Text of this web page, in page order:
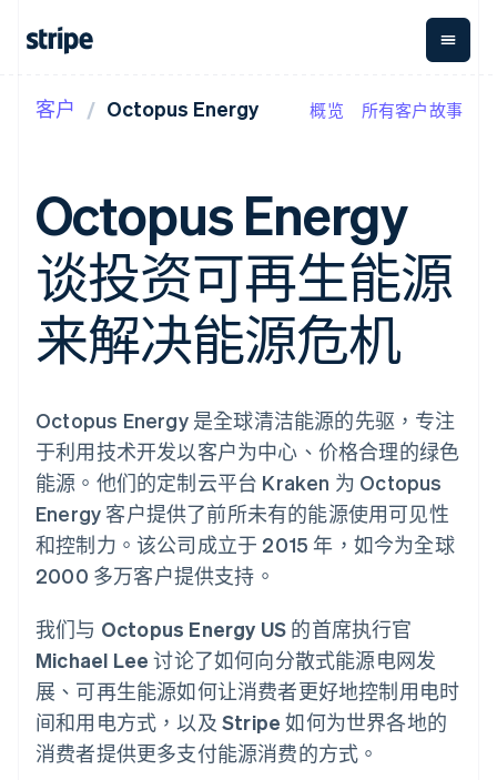
支付
在线支付
Managed
Payments
备案商家解决
方案
Payment links
无代码支付
Checkout
Elements
灵活的 UI 组件
Payment
methods
接入 125+ 种支
付方式
Authorization
Boost
支付成功率优
Link
加速结账
营收
经常性收入
Metronome
按用量计费
Subscriptions
订阅管理
Invoicing
一次性或定期
账单
税自动化
Revenue
Recognition
会计自动化
Stripe Sigma
自定义报告
Data Pipeline
数据同步
资金管
Payouts
向第三
方打款
Crypto
钱包、
稳定币
发行和
平台
更多
Product roadmap
按企业阶段
按应用场景
智能体商务
加密货币
电子商务
全球化企业
应用内支付
交易市场
资金管理
平台
SaaS
AI 企业
创作者经济
游戏
酒店、旅游与休闲
保险
媒体与娱乐
非营利组织
文档
Stripe Apps
指南
接受线上付款
管理订阅
提供按用量计费
发行稳定币支持的支付卡
通过智能体配置和管理服
务
资源
应用集成
代码示例
开发者博客
API 状态
学习
支持
获取支持
托管支持方案
公司
产品路线图
Sessions 年度大会
招聘
资讯中心
Stripe Press
联系
联系销售
成为合作伙伴
客户 Octopus Energy 概览 所有客户故事
Octopus Energy
谈投资可再生能源
来解决能源危机
Octopus Energy 是全球清洁能源的先驱，专注
于利用技术开发以客户为中心、价格合理的绿色
能源。他们的定制云平台 Kraken 为 Octopus
Energy 客户提供了前所未有的能源使用可见性
和控制力。该公司成立于 2015 年，如今为全球
2000 多万客户提供支持。
我们与 Octopus Energy US 的首席执行官
Michael Lee 讨论了如何向分散式能源电网发
展、可再生能源如何让消费者更好地控制用电时
间和用电方式，以及 Stripe 如何为世界各地的
消费者提供更多支付能源消费的方式。